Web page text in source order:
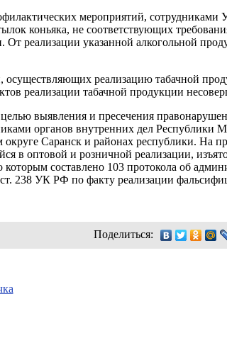
мероприятий, сотрудниками
коньяка, не соответствующих
реализации указанной алкогольной
осуществляющих реализацию табачной
реализации табачной продукции
выявления и пресечения
органов внутренних дел Республики
Саранск и районах республики. На
в оптовой и розничной реализации,
составлено 103 протокола об
238 УК РФ по факту реализации
Поделиться: